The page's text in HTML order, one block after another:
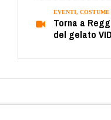
EVENTI,
Torna a
del gelato